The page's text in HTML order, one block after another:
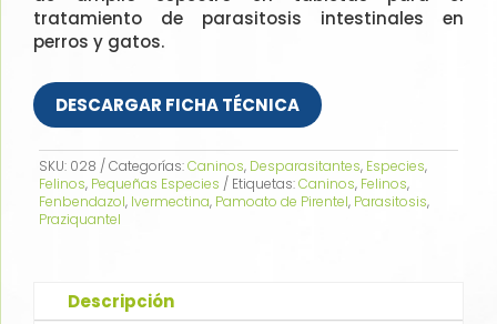
tratamiento de parasitosis intestinales en
perros y gatos.
DESCARGAR FICHA TÉCNICA
SKU: 028 Categorías:Caninos, Desparasitantes, Especies,
Felinos, Pequeñas Especies Etiquetas:Caninos, Felinos,
Fenbendazol, Ivermectina, Pamoato de Pirentel, Parasitosis,
Praziquantel
Descripción